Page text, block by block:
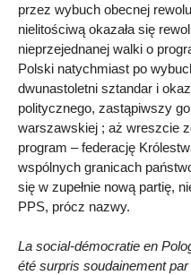
przez wybuch obecnej
nielitościwą okazała się
nieprzejednanej walki o
Polski natychmiast po
dwunastoletni sztandar i
politycznego, zastąpiwszy
warszawskiej ; aż wreszcie
program – federację
wspólnych granicach
się w zupełnie nową partię,
PPS, prócz nazwy.
La social-démocratie en
été surpris soudainement